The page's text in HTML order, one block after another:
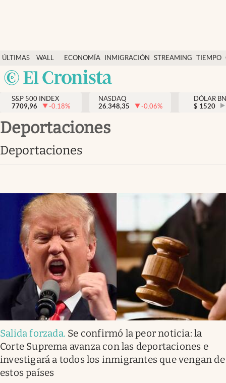
ÚLTIMAS
NOTICIAS
WALL
STREET
Y
DÓLAR
ECONOMÍA INMIGRACIÓN STREAMING TIEMPO
México
Finanzas y economía
Wall Street y dólar
Inmigración
Tiempo
Ciencia y salud
Streaming
PC y mobile
Lifestyle
USA
S&P 500 INDEX
7709,96
-0.18%
NASDAQ
26.348,35
-0.06%
DÓLAR
$ 1520
deportaciones
deportaciones
Salida forzada. Se confirmó la peor noticia: la
Corte Suprema avanza con las deportaciones e
investigará a todos los inmigrantes que vengan de
estos países